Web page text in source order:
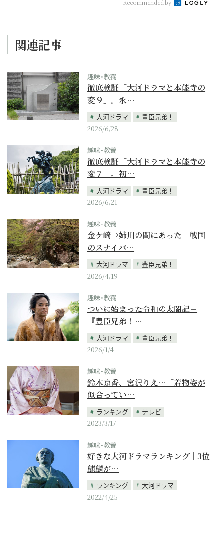
Recommended by
関連記事
趣味･教養
徹底検証「大河ドラマと本能寺の
変９」。永…
大河ドラマ
豊臣兄弟！
2026/6/28
趣味･教養
徹底検証「大河ドラマと本能寺の
変７」。初…
大河ドラマ
豊臣兄弟！
2026/6/21
趣味･教養
金ケ崎→姉川の間にあった「戦国
のスナイパ…
大河ドラマ
豊臣兄弟！
2026/4/19
趣味･教養
ついに始まった令和の太閤記＝
『豊臣兄弟！…
大河ドラマ
豊臣兄弟！
2026/1/4
趣味･教養
鈴木京香、宮沢りえ…「着物姿が
似合ってい…
ランキング
テレビ
2023/3/17
趣味･教養
好きな大河ドラマランキング｜3位
麒麟が…
ランキング
大河ドラマ
2022/4/25